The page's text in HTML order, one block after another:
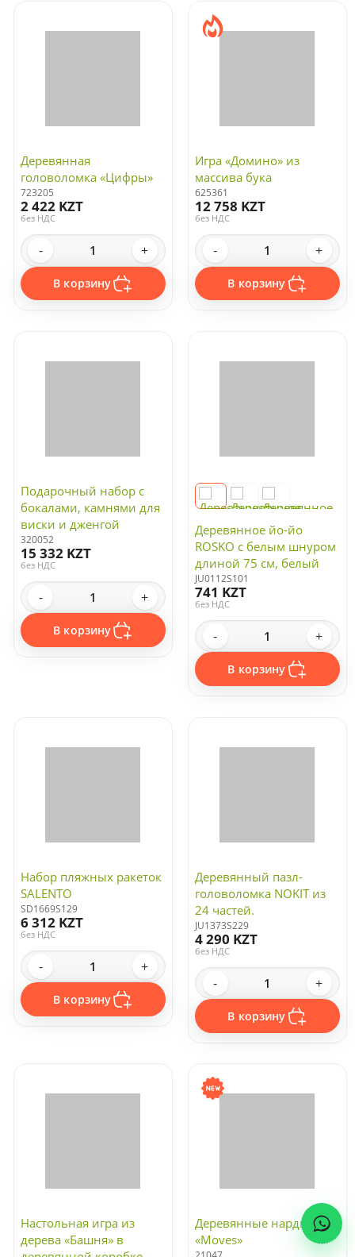
Деревянная
головоломка «Цифры»
723205
2 422 KZT
без НДС
- +
В корзину
Игра «Домино» из
массива бука
625361
12 758 KZT
без НДС
- +
В корзину
Подарочный набор с
бокалами, камнями для
виски и дженгой
320052
15 332 KZT
без НДС
- +
В корзину
Деревянное йо-йо
ROSKO с белым шнуром
длиной 75 см, белый
JU0112S101
741 KZT
без НДС
- +
В корзину
Набор пляжных ракеток
SALENTO
SD1669S129
6 312 KZT
без НДС
- +
В корзину
Деревянный пазл-
головоломка NOKIT из
24 частей.
JU1373S229
4 290 KZT
без НДС
- +
В корзину
Настольная игра из
дерева «Башня» в
Деревянные нарды
«Moves»